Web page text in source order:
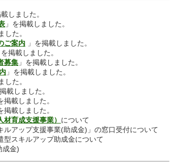
しました。
」を掲載しました。
した。
ご案内 」を掲載しました。
を掲載しました。
募集 」を掲載しました。
」を掲載しました。
した。
載しました。
掲載しました。
掲載しました。
材育成支援事業） について
ルアップ支援事業(助成金)」 の窓口受付について
スキルアップ助成金について
金)